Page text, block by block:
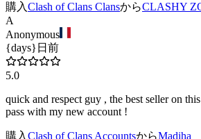
購入Clash of Clans ClansからCLASHY
A
Anonymous
{days}日前
5.0
quick and respect guy , the best seller on
pass with my new account !
購入Clash of Clans AccountsからMadiha